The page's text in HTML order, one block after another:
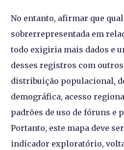
No entanto, afirmar que
sobrerrepresentada em
todo exigiria mais dados e
desses registros com
distribuição populacional,
demográfica, acesso
padrões de uso de fóruns e
Portanto, este mapa deve
indicador exploratório,